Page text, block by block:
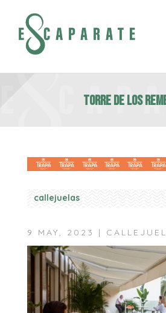
TORRE DE LOS
callejuelas
9 MAY, 2023 |